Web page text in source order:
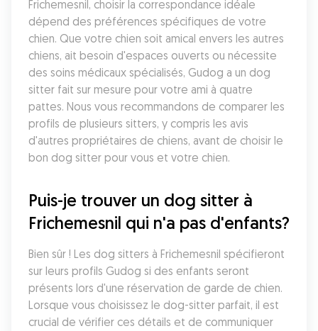
Frichemesnil, choisir la correspondance idéale
dépend des préférences spécifiques de votre
chien. Que votre chien soit amical envers les autres
chiens, ait besoin d'espaces ouverts ou nécessite
des soins médicaux spécialisés, Gudog a un dog
sitter fait sur mesure pour votre ami à quatre
pattes. Nous vous recommandons de comparer les
profils de plusieurs sitters, y compris les avis
d'autres propriétaires de chiens, avant de choisir le
bon dog sitter pour vous et votre chien.
Puis-je trouver un dog sitter à
Frichemesnil qui n'a pas d'enfants?
Bien sûr ! Les dog sitters à Frichemesnil spécifieront
sur leurs profils Gudog si des enfants seront
présents lors d'une réservation de garde de chien.
Lorsque vous choisissez le dog-sitter parfait, il est
crucial de vérifier ces détails et de communiquer